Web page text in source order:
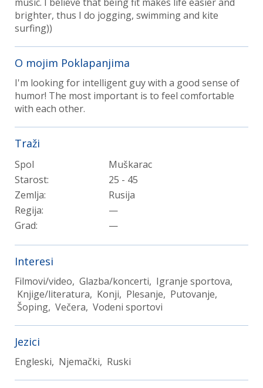
brighter, thus I do jogging, swimming and kite
surfing))
O mojim Poklapanjima
I'm looking for intelligent guy with a good sense of
humor! The most important is to feel comfortable
with each other.
Traži
Spol
Muškarac
Starost:
25 - 45
Zemlja:
Rusija
Regija:
—
Grad:
—
Interesi
Filmovi/video, Glazba/koncerti, Igranje sportova,
Knjige/literatura, Konji, Plesanje, Putovanje,
Šoping, Večera, Vodeni sportovi
Jezici
Engleski, Njemački, Ruski